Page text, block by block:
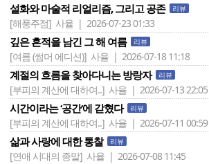
설화와 마술적 리얼리즘, 그리고 공존 리뷰
[해풍주점] 사율 | 2026-07-23 01:33
깊은 흔적을 남긴 그 해 여름 리뷰
[여름 (썸머 에디션)] 사율 | 2026-07-18 11:18
계절의 흐름을 찾아다니는 방랑자 리뷰
[부피의 계산에 대하여..] 사율 | 2026-07-13 22:05
시간이라는 ‘공간‘에 갇혔다 리뷰
[부피의 계산에 대하여..] 사율 | 2026-07-11 00:59
삶과 사랑에 대한 통찰 리뷰
[연애 시대의 종말] 사율 | 2026-07-08 11:45